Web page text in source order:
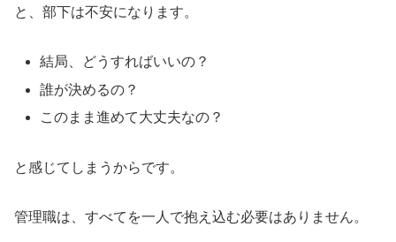
と、部下は不安になります。
結局、どうすればいいの？
誰が決めるの？
このまま進めて大丈夫なの？
と感じてしまうからです。
管理職は、すべてを一人で抱え込む必要はありません。